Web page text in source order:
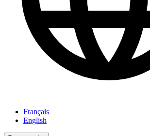
Français
English